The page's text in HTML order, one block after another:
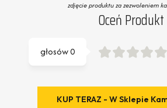
zdjęcie produktu za zezwoleniem
Oceń Produkt
głosów0
KUP TERAZ - W Sklepie